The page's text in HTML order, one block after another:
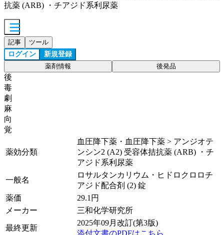
抗薬 (ARB) ・チアジド系利尿薬
記事 ツール
ログイン 新規登録
薬剤情報 後発品
後
毒
劇
麻
向
覚
薬効分類
血圧降下薬・血圧降下薬 > アンジオテ
ンシン2 (A2) 受容体拮抗薬 (ARB) ・チ
アジド系利尿薬
一般名
ロサルタンカリウム・ヒドロクロロチ
アジド配合剤 (2) 錠
薬価
29.1 円
メーカー
三和化学研究所
最終更新
2025年09月改訂(第3版)
添付文書のPDFはこちら